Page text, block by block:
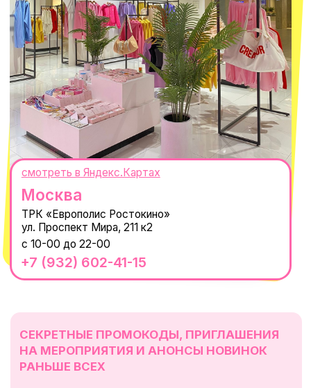
© 2021-2025 Macrocosm ®